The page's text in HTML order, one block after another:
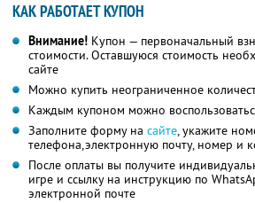
КАК РАБОТАЕТ КУПОН
Внимание! Купон — первоначальный
стоимости. Оставшуюся стоимость
сайте
Можно купить неограниченное
Каждым купоном можно
Заполните форму на сайте, укажите
телефона,электронную почту, номер и
После оплаты вы получите
игре и ссылку на инструкцию по
электронной почте